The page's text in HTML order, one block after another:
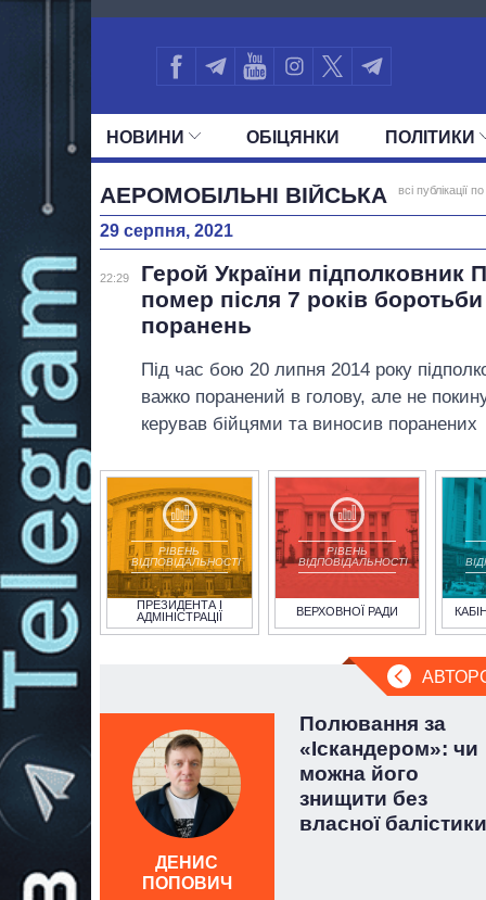
НОВИНИ ОБIЦЯНКИ ПОЛIТИКИ
УСІ ПОЛІТИКИ ПРЕЗИДЕНТ І
АЕРОМОБІЛЬНІ ВІЙСЬКА всі публікації
29 серпня, 2021
22:29
Герой України підполковник
помер після 7 років
поранень
Під час бою 20 липня 2014 року
важко поранений в голову, але не
керував бійцями та виносив поранених
РІВЕНЬ
ВІДПОВІДАЛЬНОСТІ
ПРЕЗИДЕНТА І
АДМІНІСТРАЦІЇ
РІВЕНЬ
ВІДПОВІДАЛЬНОСТІ
ВЕРХОВНОЇ РАДИ
Полювання за
«Іскандером»: чи
можна його
знищити без
власної балістики
ДЕНИС
ПОПОВИЧ